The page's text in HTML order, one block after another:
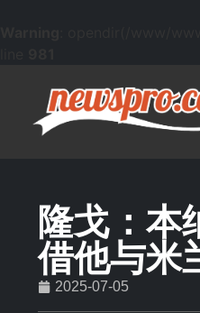
隆戈：本
借他与米
2025-07-05